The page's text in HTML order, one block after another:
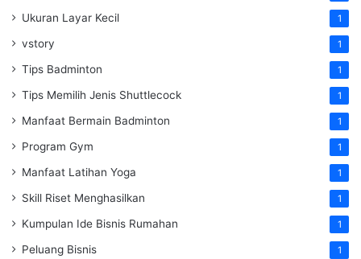
Ukuran Layar Kecil 1
vstory 1
Tips Badminton 1
Tips Memilih Jenis Shuttlecock 1
Manfaat Bermain Badminton 1
Program Gym 1
Manfaat Latihan Yoga 1
Skill Riset Menghasilkan 1
Kumpulan Ide Bisnis Rumahan 1
Peluang Bisnis 1